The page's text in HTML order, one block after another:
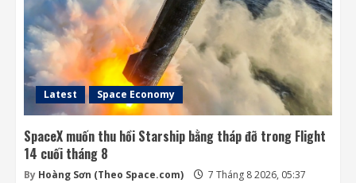
Latest Space Economy
SpaceX muốn thu hồi Starship bằng tháp đỡ trong Flight
14 cuối tháng 8
By Hoàng Sơn (Theo Space.com) 7 Tháng 8 2026, 05:37